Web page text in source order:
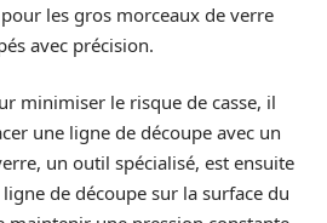
les gros morceaux de verre
avec précision.
minimiser le risque de casse, il
une ligne de découpe avec un
un outil spécialisé, est ensuite
de découpe sur la surface du